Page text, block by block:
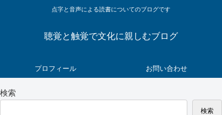
点字と音声による読書についてのブログです
聴覚と触覚で文化に親しむブログ
プロフィール お問い合わせ
検索
検索